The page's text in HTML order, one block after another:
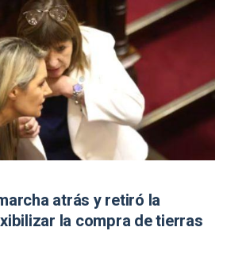
atrás y retiró la
la compra de tierras